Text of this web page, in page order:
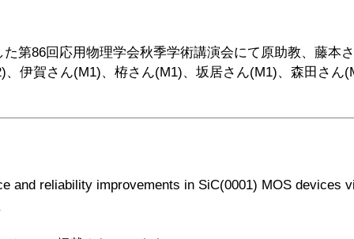
第86回応用物理学会秋季学術講演会にて原助教、藤本
伊賀さん(M1)、栫さん(M1)、坂居さん(M1)、森田さ
and reliability improvements in SiC(0001) MOS devices